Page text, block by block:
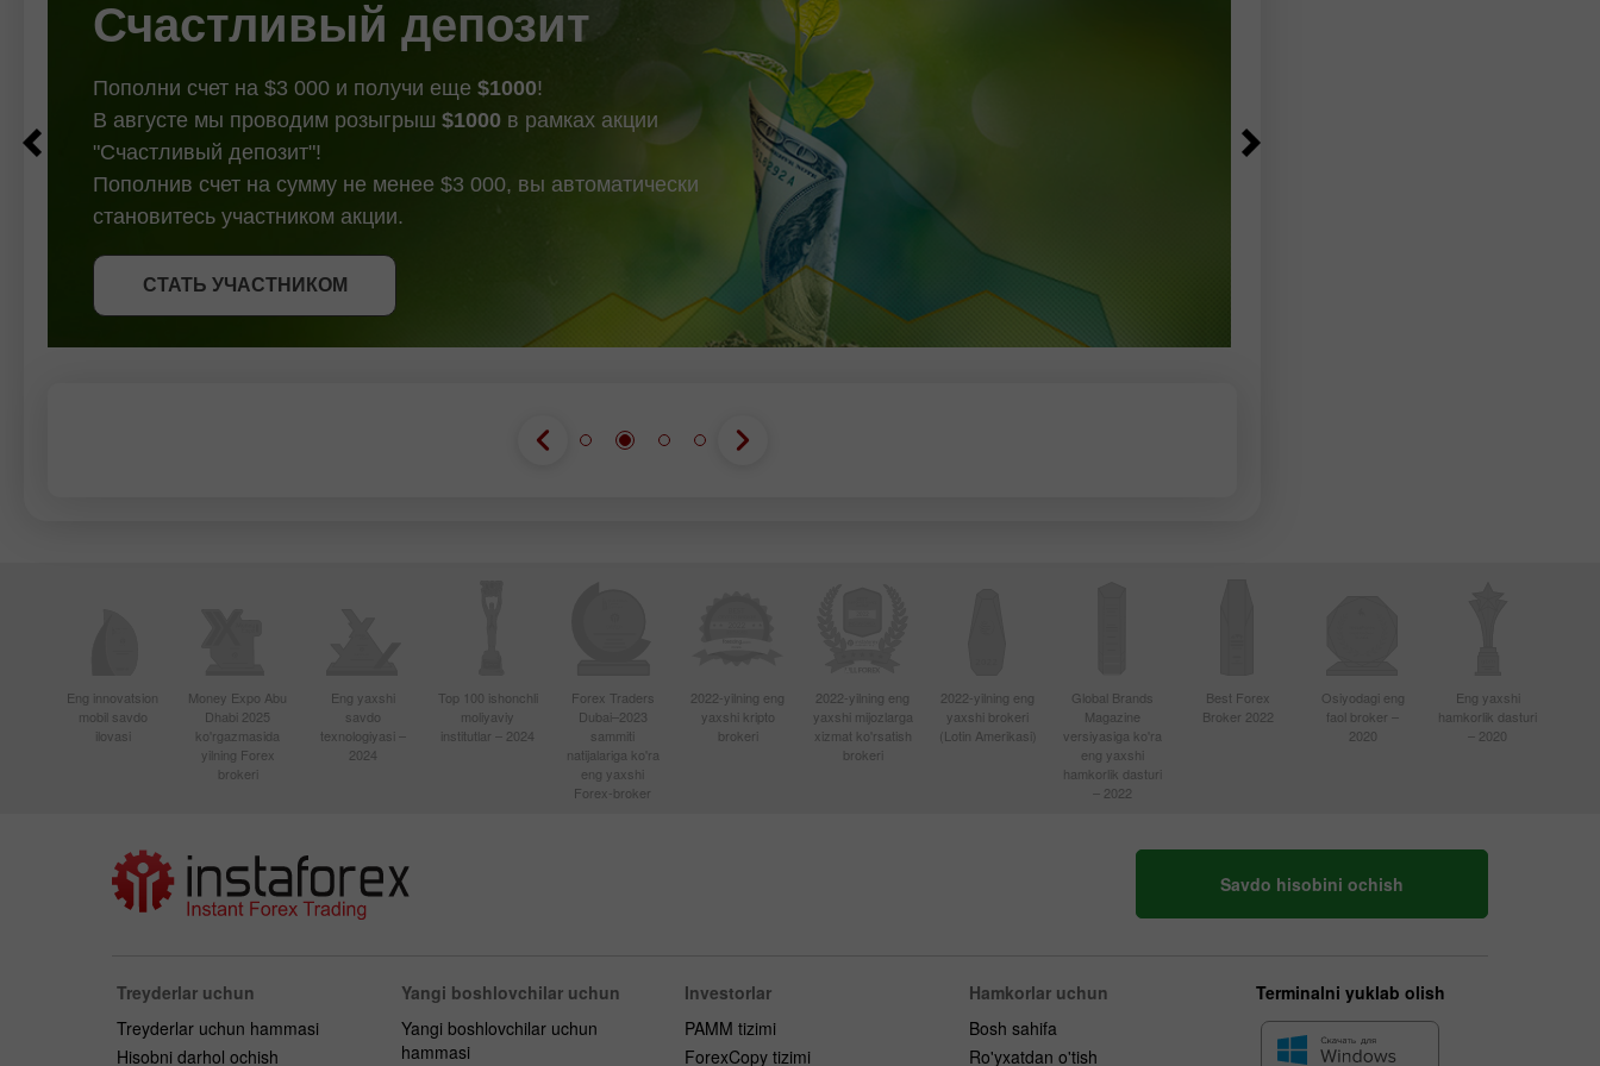
СТАТЬ УЧАСТНИКОМ
Счастливый депозит
Пополни счет на $3 000 и получи еще $1000!
В августе мы проводим розыгрыш $1000 в рамках акции
"Счастливый депозит"!
Пополнив счет на сумму не менее $3 000, вы автоматически
становитесь участником акции.
СТАТЬ УЧАСТНИКОМ
ПОЛУЧИТЬ БОНУС
Eng innovatsion
mobil savdo
ilovasi
Money Expo Abu
Dhabi 2025
ko'rgazmasida
yilning Forex
brokeri
Eng yaxshi
savdo
texnologiyasi –
2024
Top 100 ishonchli
moliyaviy
institutlar – 2024
Forex Traders
Dubai–2023
sammiti
natijalariga ko'ra
eng yaxshi
Forex-broker
2022-yilning eng
yaxshi kripto
brokeri
2022-yilning eng
yaxshi mijozlarga
xizmat ko'rsatish
brokeri
2022-yilning eng
yaxshi brokeri
(Lotin Amerikasi)
Global Brands
Magazine
versiyasiga ko'ra
eng yaxshi
hamkorlik dasturi
– 2022
Best Forex
Broker 2022
Osiyodagi eng
faol broker –
2020
Eng yaxshi
hamkorlik dasturi
– 2020
Savdo hisobini ochish
Treyderlar uchun
Treyderlar uchun hammasi
Hisobni darhol ochish
Yangi boshlovchilar uchun
Yangi boshlovchilar uchun
hammasi
Investorlar
PAMM tizimi
ForexCopy tizimi
Hamkorlar uchun
Bosh sahifa
Ro'yxatdan o'tish
Terminalni yuklab olish